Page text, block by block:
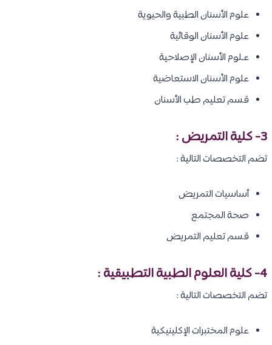
علوم الأسنان الطبية والحيوية
علوم الأسنان الوقائية
عـلوم الأسنان الإصلاحية
علوم الأسنان الاستعاضية
قسم تعليم طب الأسنان
3- كلية التمريض :
تضم التخصصات التالية :
أساسيات التمريض
صحة المجتمع
قسم تعليم التمريض
4- كلية العلوم الطبية التطبيقية :
تضم التخصصات التالية :
علوم المختبرات الإكلينيكية